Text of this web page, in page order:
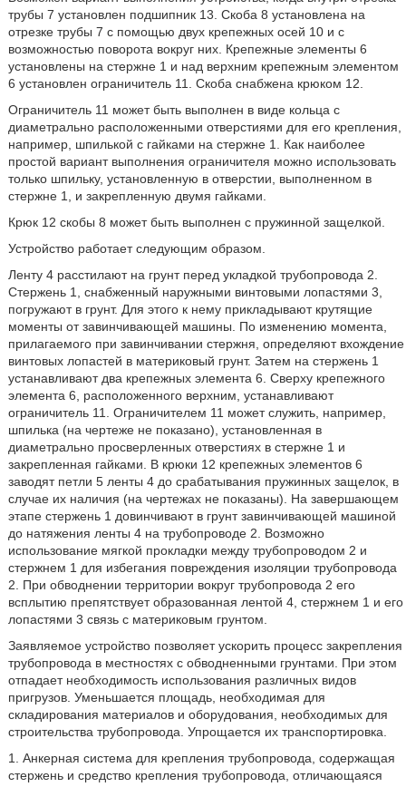
трубы 7 установлен подшипник 13. Скоба 8 установлена на
отрезке трубы 7 с помощью двух крепежных осей 10 и с
возможностью поворота вокруг них. Крепежные элементы 6
установлены на стержне 1 и над верхним крепежным элементом
6 установлен ограничитель 11. Скоба снабжена крюком 12.
Ограничитель 11 может быть выполнен в виде кольца с
диаметрально расположенными отверстиями для его крепления,
например, шпилькой с гайками на стержне 1. Как наиболее
простой вариант выполнения ограничителя можно использовать
только шпильку, установленную в отверстии, выполненном в
стержне 1, и закрепленную двумя гайками.
Крюк 12 скобы 8 может быть выполнен с пружинной защелкой.
Устройство работает следующим образом.
Ленту 4 расстилают на грунт перед укладкой трубопровода 2.
Стержень 1, снабженный наружными винтовыми лопастями 3,
погружают в грунт. Для этого к нему прикладывают крутящие
моменты от завинчивающей машины. По изменению момента,
прилагаемого при завинчивании стержня, определяют вхождение
винтовых лопастей в материковый грунт. Затем на стержень 1
устанавливают два крепежных элемента 6. Сверху крепежного
элемента 6, расположенного верхним, устанавливают
ограничитель 11. Ограничителем 11 может служить, например,
шпилька (на чертеже не показано), установленная в
диаметрально просверленных отверстиях в стержне 1 и
закрепленная гайками. В крюки 12 крепежных элементов 6
заводят петли 5 ленты 4 до срабатывания пружинных защелок, в
случае их наличия (на чертежах не показаны). На завершающем
этапе стержень 1 довинчивают в грунт завинчивающей машиной
до натяжения ленты 4 на трубопроводе 2. Возможно
использование мягкой прокладки между трубопроводом 2 и
стержнем 1 для избегания повреждения изоляции трубопровода
2. При обводнении территории вокруг трубопровода 2 его
всплытию препятствует образованная лентой 4, стержнем 1 и его
лопастями 3 связь с материковым грунтом.
Заявляемое устройство позволяет ускорить процесс закрепления
трубопровода в местностях с обводненными грунтами. При этом
отпадает необходимость использования различных видов
пригрузов. Уменьшается площадь, необходимая для
складирования материалов и оборудования, необходимых для
строительства трубопровода. Упрощается их транспортировка.
1. Анкерная система для крепления трубопровода, содержащая
стержень и средство крепления трубопровода, отличающаяся